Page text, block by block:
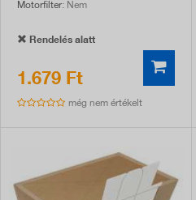
Motorfilter: Nem
Rendelés alatt
1.679 Ft
még nem értékelt